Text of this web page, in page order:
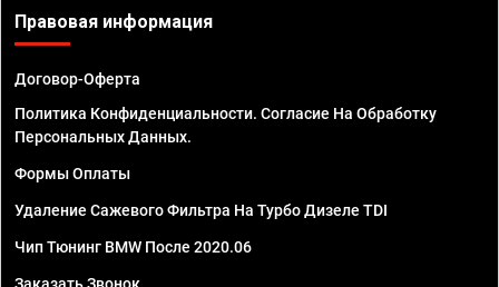
Правовая информация
Договор-Оферта
Политика Конфиденциальности. Согласие На Обработку
Персональных Данных.
Формы Оплаты
Удаление Сажевого Фильтра На Турбо Дизеле TDI
Чип Тюнинг BMW После 2020.06